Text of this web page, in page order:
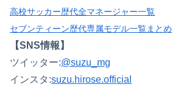
高校サッカー歴代全マネージャー一覧
セブンティーン歴代専属モデル一覧まとめ
【SNS情報】
ツイッター:@suzu_mg
インスタ:suzu.hirose.official